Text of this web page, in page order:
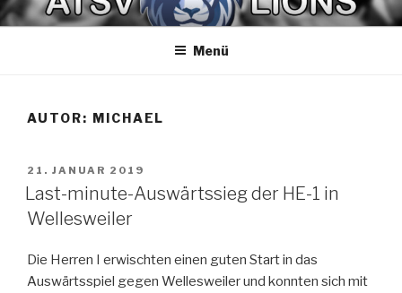
Zum
InhaltATSV LIONS BASKETBALL
Spaß am Spiel
Menü
AUTOR: MICHAEL
VERÖFFENTLICHT
AM
21. JANUAR 2019
Last-minute-Auswärtssieg der HE-1 in
Wellesweiler
Die Herren I erwischten einen guten Start in das
Auswärtsspiel gegen Wellesweiler und konnten sich mit